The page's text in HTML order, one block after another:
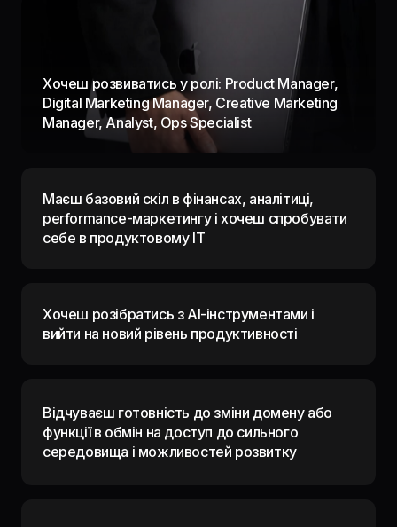
Хочеш розвиватись у ролі: Product Manager,
Digital Marketing Manager, Creative Marketing
Manager, Analyst, Ops Specialist
Маєш базовий скіл в фінансах, аналітиці,
performance-маркетингу і хочеш спробувати
себе в продуктовому IT
Хочеш розібратись з AI-інструментами і
вийти на новий рівень продуктивності
Відчуваєш готовність до зміни домену або
функції в обмін на доступ до сильного
середовища і можливостей розвитку